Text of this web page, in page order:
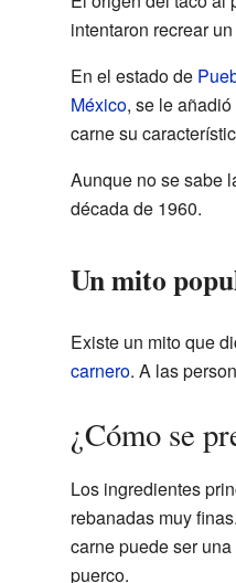
intentaron recrear
En el estado de
México, se le
carne su
Aunque no se sabe
década de 1960.
Un mito
Existe un mito que
carnero. A las
¿Cómo se
Los ingredientes
rebanadas muy
carne puede ser
puerco.